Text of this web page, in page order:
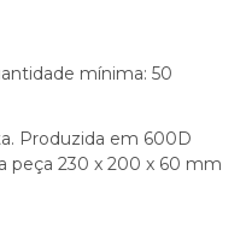
mínima: 50
Produzida em 600D
peça 230 x 200 x 60 mm